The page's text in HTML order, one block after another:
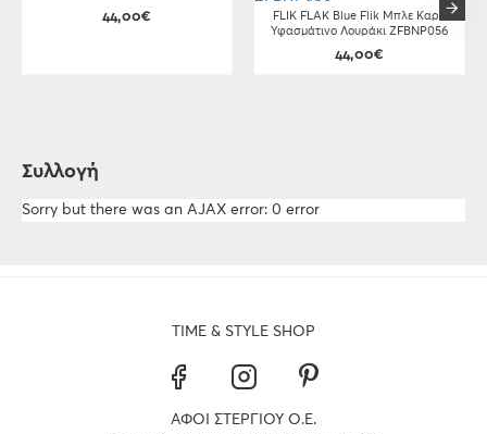
44,00€
FLIK FLAK Blue Flik Μπλε Καρό
Υφασμάτινο Λουράκι ZFBNP056
44,00€
Συλλογή
Sorry but there was an AJAX error: 0 error
TIME & STYLE SHOP
ΑΦΟΙ ΣΤΕΡΓΙΟΥ Ο.Ε.